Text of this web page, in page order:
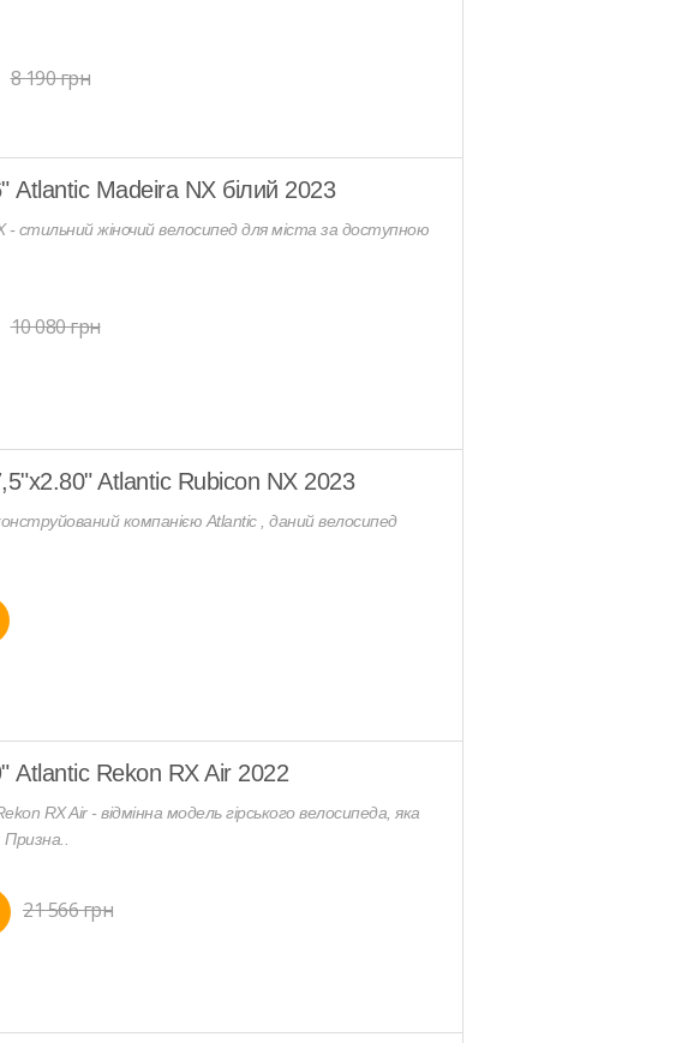
8 190 грн
Atlantic Madeira NX білий 2023
- стильний жіночий велосипед для міста за доступною
10 080 грн
Atlantic Rubicon NX 2023
компанією Atlantic , даний велосипед
Atlantic Rekon RX Air 2022
RX Air - відмінна модель гірського велосипеда, яка
21 566 грн